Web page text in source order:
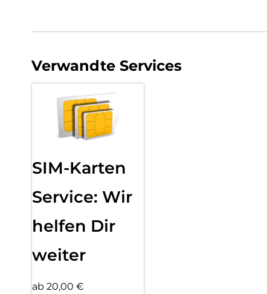
Verwandte Services
SIM-Karten
Service: Wir
helfen Dir
weiter
ab 20,00 €